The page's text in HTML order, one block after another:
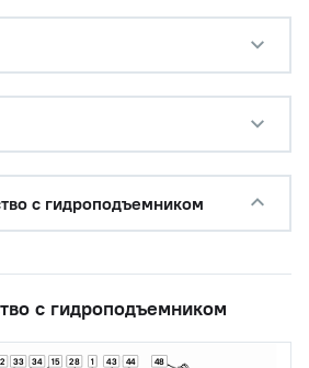
с гидроподъемником
с гидроподъемником
1
15 28
33 34 43 44 48